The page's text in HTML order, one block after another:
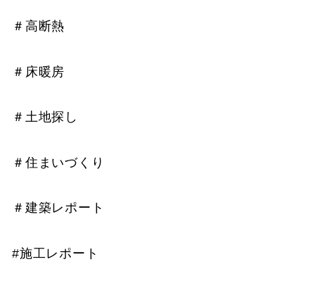
＃高断熱
＃床暖房
＃土地探し
＃住まいづくり
＃建築レポート
#施工レポート